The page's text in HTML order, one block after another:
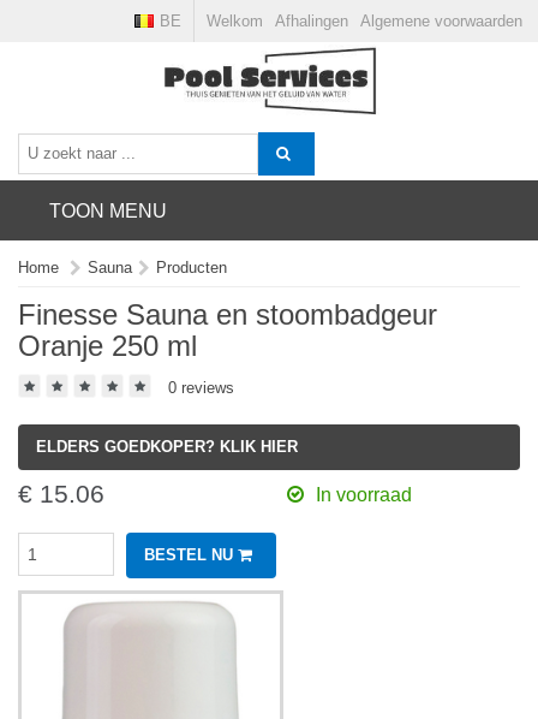
Welkom Afhalingen Algemene voorwaarden
BE
TOON MENU
Home Sauna Producten
Finesse Sauna en stoombadgeur
Oranje 250 ml
0 reviews
ELDERS GOEDKOPER? KLIK HIER
€ 15.06 In voorraad
BESTEL NU